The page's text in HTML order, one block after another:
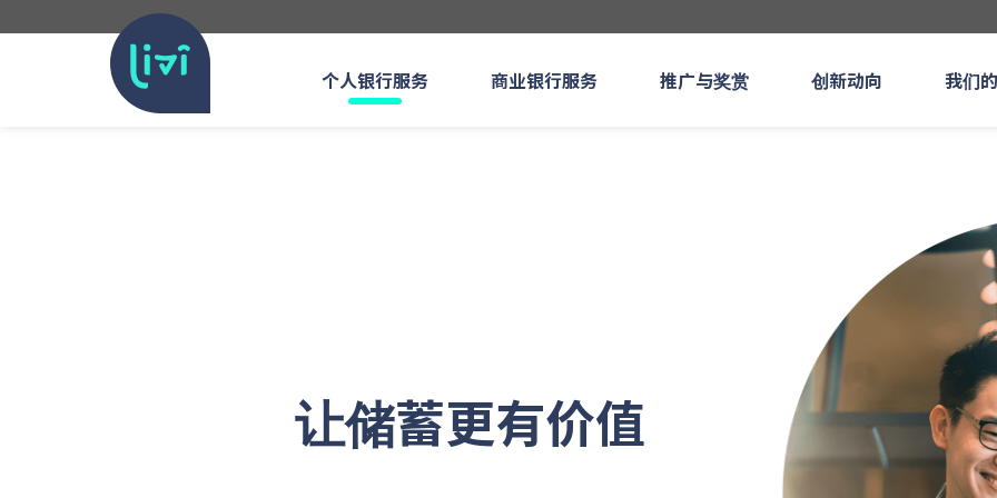
个人银行服务 商业银行服务 推广与奖赏 创新动向 我们
让储蓄更有价值